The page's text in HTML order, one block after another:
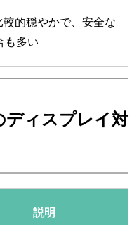
較的穏やかで、安全な
も多い
ディスプレイ対
説明